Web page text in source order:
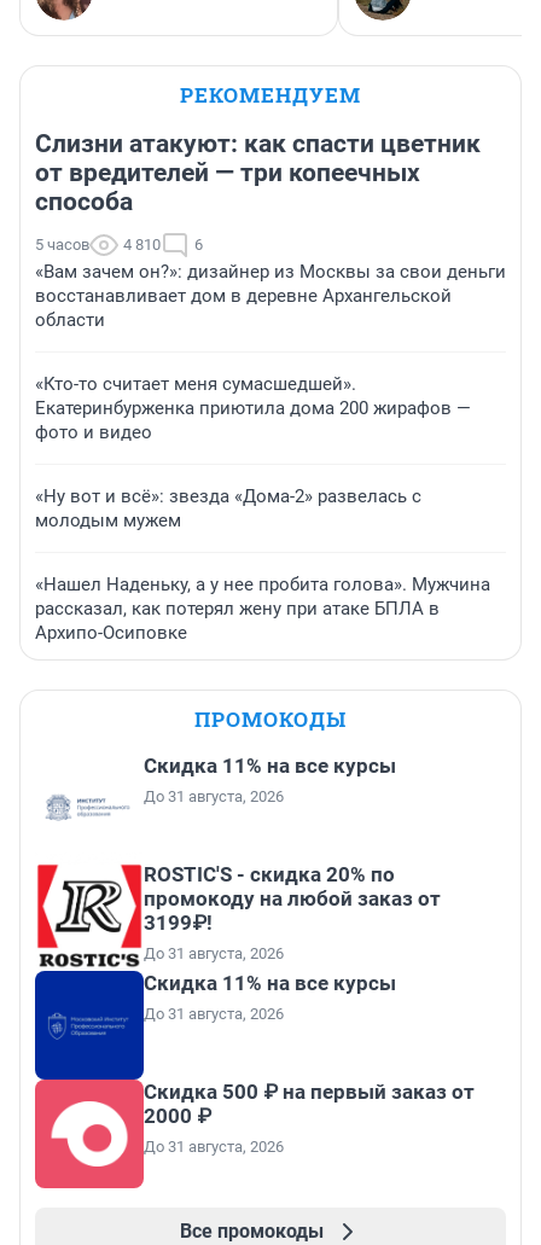
РЕКОМЕНДУЕМ
Слизни атакуют: как спасти цветник
от вредителей — три копеечных
способа
5 часов 4 810 6
«Вам зачем он?»: дизайнер из Москвы за свои деньги
восстанавливает дом в деревне Архангельской
области
«Кто-то считает меня сумасшедшей».
Екатеринбурженка приютила дома 200 жирафов —
фото и видео
«Ну вот и всё»: звезда «Дома-2» развелась с
молодым мужем
«Нашел Наденьку, а у нее пробита голова». Мужчина
рассказал, как потерял жену при атаке БПЛА в
Архипо-Осиповке
ПРОМОКОДЫ
Скидка 11% на все курсы
До 31 августа, 2026
ROSTIC'S - скидка 20% по
промокоду на любой заказ от
3199₽!
До 31 августа, 2026
Скидка 11% на все курсы
До 31 августа, 2026
Скидка 500 ₽ на первый заказ от
2000 ₽
До 31 августа, 2026
Все промокоды